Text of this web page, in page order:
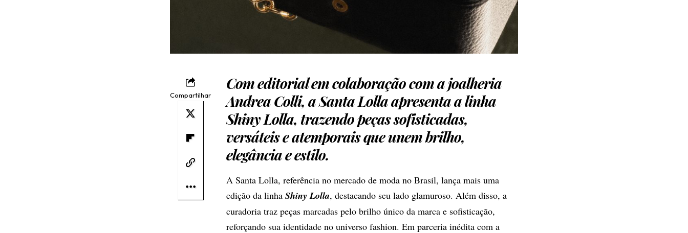
Compartilhar
Com editorial em colaboração com a joalheria
Andrea Colli, a Santa Lolla apresenta a linha
Shiny Lolla, trazendo peças sofisticadas,
versáteis e atemporais que unem brilho,
elegância e estilo.
A Santa Lolla, referência no mercado de moda no Brasil, lança mais uma
edição da linha Shiny Lolla, destacando seu lado glamuroso. Além disso, a
curadoria traz peças marcadas pelo brilho único da marca e sofisticação,
reforçando sua identidade no universo fashion. Em parceria inédita com a